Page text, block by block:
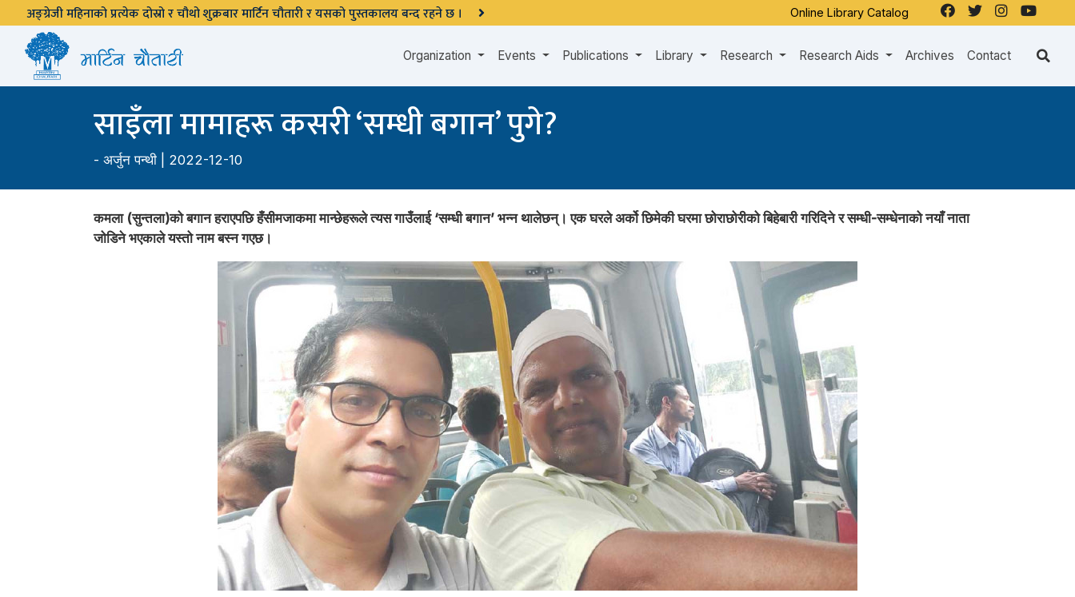
अङ्ग्रेजी महिनाको प्रत्येक दोस्रो र चौथो शुक्रबार मार्टिन चौतारी र यसको पुस्तकालय बन्द रहने छ । Online Library Catalog
Organization Events Publications Library Research Research Aids Archives Contact
साइँला मामाहरू कसरी ‘सम्धी बगान’ पुगे?
- अर्जुन पन्थी | 2022-12-10
कमला (सुन्तला)को बगान हराएपछि हँसीमजाकमा मान्छेहरूले त्यस गाउँलाई ‘सम्धी बगान’ भन्न थालेछन्। एक घरले अर्को छिमेकी घरमा छोराछोरीको बिहेबारी गरिदिने र सम्धी-सम्धेनाको नयाँ नाता
जोडिने भएकाले यस्तो नाम बस्न गएछ।